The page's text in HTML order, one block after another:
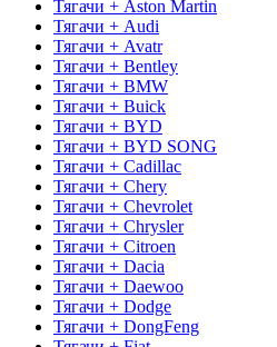
Тягачи + Aston Martin
Тягачи + Audi
Тягачи + Avatr
Тягачи + Bentley
Тягачи + BMW
Тягачи + Buick
Тягачи + BYD
Тягачи + BYD SONG
Тягачи + Cadillac
Тягачи + Chery
Тягачи + Chevrolet
Тягачи + Chrysler
Тягачи + Citroen
Тягачи + Dacia
Тягачи + Daewoo
Тягачи + Dodge
Тягачи + DongFeng